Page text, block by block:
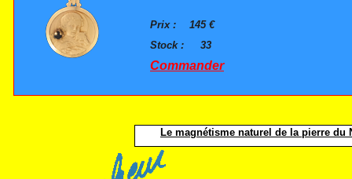
Le magnétisme naturel de la pierre
Prix :
145 €
Stock :
33
Commander